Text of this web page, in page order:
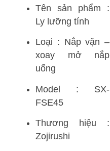
Tên sản phẩm :
Ly lưỡng tính
Loại : Nắp vặn –
xoay mở nắp
uống
Model : SX-
FSE45
Thương hiệu :
Zojirushi